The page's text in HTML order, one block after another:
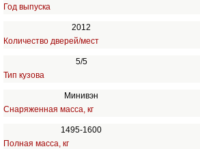
Год выпуска
2012
Количество дверей/мест
5/5
Тип кузова
Минивэн
Снаряженная масса, кг
1495-1600
Полная масса, кг